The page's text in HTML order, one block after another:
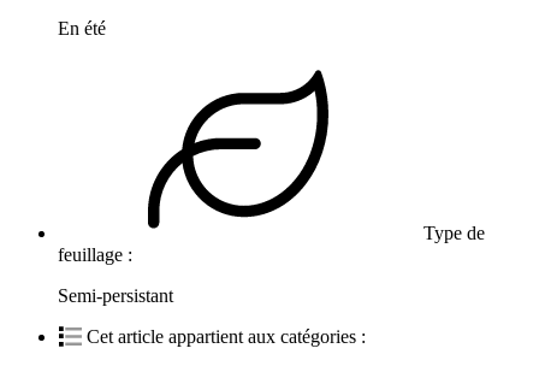
En été
Type de
feuillage :
Semi-persistant
Cet article appartient aux catégories :